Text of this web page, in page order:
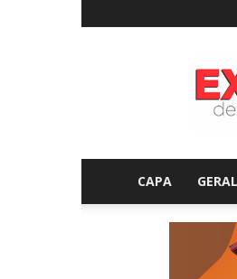
CAPA GERAL